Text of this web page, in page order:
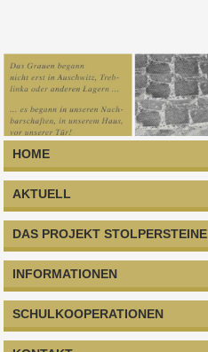
HOME
AKTUELL
DAS PROJEKT STOLPERSTEINE
INFORMATIONEN
SCHULKOOPERATIONEN